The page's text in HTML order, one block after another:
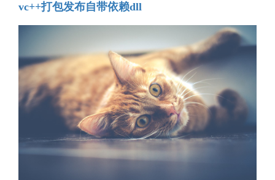
vc++打包发布自带依赖dll